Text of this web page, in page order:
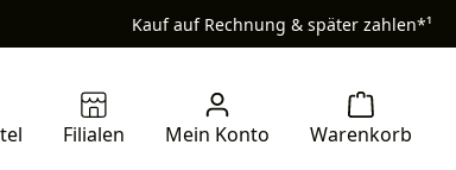
Kauf auf Rechnung & später zahlen*¹